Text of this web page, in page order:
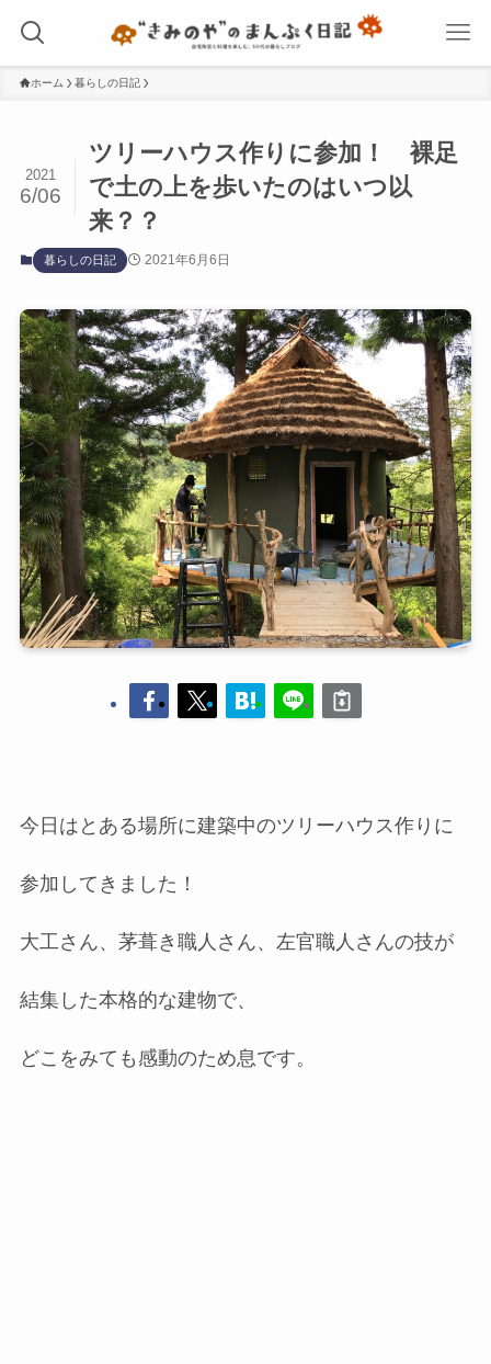
ホーム 暮らしの日記
ツリーハウス作りに参加！ 裸足
で土の上を歩いたのはいつ以
来？？
2021
6/06
暮らしの日記 2021年6月6日
今日はとある場所に建築中のツリーハウス作りに
参加してきました！
大工さん、茅葺き職人さん、左官職人さんの技が
結集した本格的な建物で、
どこをみても感動のため息です。